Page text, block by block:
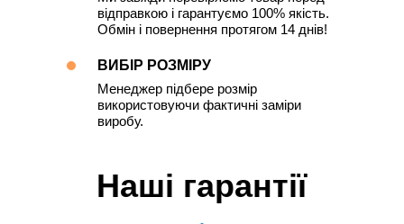
відправкою і гарантуємо 100% якість.
Обмін і повернення протягом 14 днів!
ВИБІР РОЗМІРУ
Менеджер підбере розмір
використовуючи фактичні заміри
виробу.
Наші гарантії